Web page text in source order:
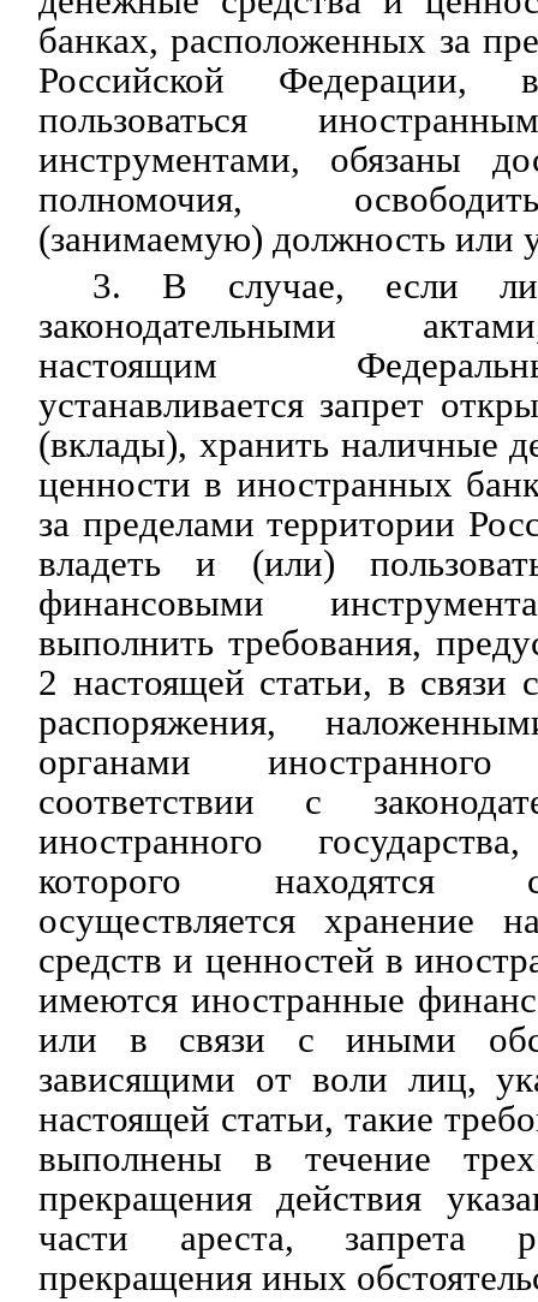
банках, расположенных за
Российской
пользоваться
инструментами, обязаны
полномочия,
(занимаемую) должность или
3. В случае, если
законодательными
настоящим
устанавливается запрет
(вклады), хранить наличные
ценности в иностранных
за пределами территории
владеть и (или)
финансовыми
выполнить требования,
2 настоящей статьи, в связи
распоряжения,
органами
соответствии с
иностранного
которого находятся
осуществляется хранение
средств и ценностей в
имеются иностранные
или в связи с иными
зависящими от воли лиц,
настоящей статьи, такие
выполнены в течение
прекращения действия
части ареста, запрета
прекращения иных